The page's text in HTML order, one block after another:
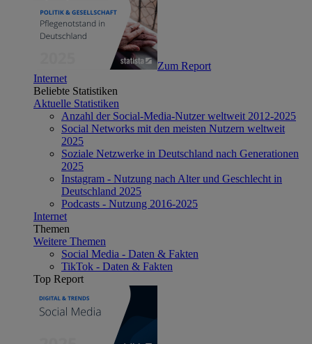
Zum Report
Internet
Beliebte Statistiken
Aktuelle Statistiken
Anzahl der Social-Media-Nutzer weltweit 2012-2025
Social Networks mit den meisten Nutzern weltweit
2025
Soziale Netzwerke in Deutschland nach Generationen
2025
Instagram - Nutzung nach Alter und Geschlecht in
Deutschland 2025
Podcasts - Nutzung 2016-2025
Internet
Themen
Weitere Themen
Social Media - Daten & Fakten
TikTok - Daten & Fakten
Top Report